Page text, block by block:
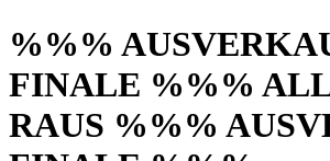
%%%
FINALE %%%
RAUS %%%